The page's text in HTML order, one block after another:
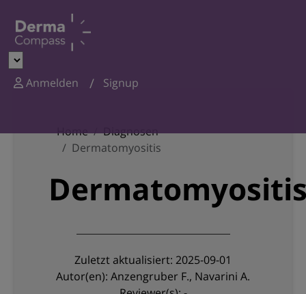
Anmelden Signup
Home
Diagnosen
Dermatomyositis
Zuletzt aktualisiert: 2025-09-01
Autor(en): Anzengruber F., Navarini A.